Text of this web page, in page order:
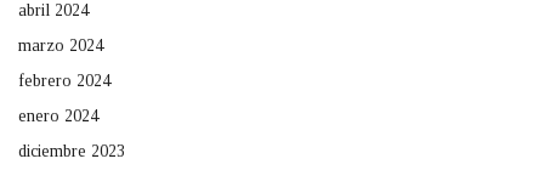
abril 2024
marzo 2024
febrero 2024
enero 2024
diciembre 2023